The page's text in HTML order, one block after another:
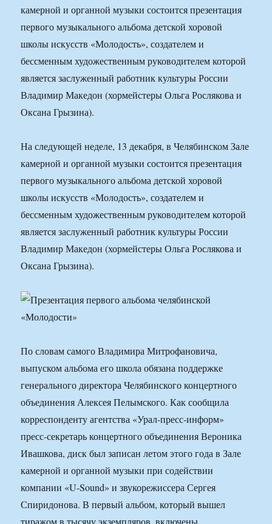
камерной и органной музыки состоится презентация
первого музыкального альбома детской хоровой
школы искусств «Молодость», создателем и
бессменным художественным руководителем которой
является заслуженный работник культуры России
Владимир Македон (хормейстеры Ольга Рослякова и
Оксана Грызина).
На следующей неделе, 13 декабря, в Челябинском Зале
камерной и органной музыки состоится презентация
первого музыкального альбома детской хоровой
школы искусств «Молодость», создателем и
бессменным художественным руководителем которой
является заслуженный работник культуры России
Владимир Македон (хормейстеры Ольга Рослякова и
Оксана Грызина).
По словам самого Владимира Митрофановича,
выпуском альбома его школа обязана поддержке
генерального директора Челябинского концертного
объединения Алексея Пелымского. Как сообщила
корреспонденту агентства «Урал-пресс-информ»
пресс-секретарь концертного объединения Вероника
Ивашкова, диск был записан летом этого года в Зале
камерной и органной музыки при содействии
компании «U-Sound» и звукорежиссера Сергея
Спиридонова. В первый альбом, который вышел